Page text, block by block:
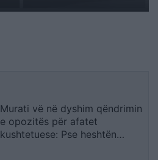
Murati vë në dyshim qëndrimin
e opozitës për afatet
kushtetuese: Pse heshtën